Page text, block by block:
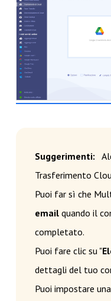
Suggerimenti:
Trasferimento
Puoi far sì che
emailquando il
completato.
Puoi fare clic su "
dettagli del tuo
Puoi impostare una